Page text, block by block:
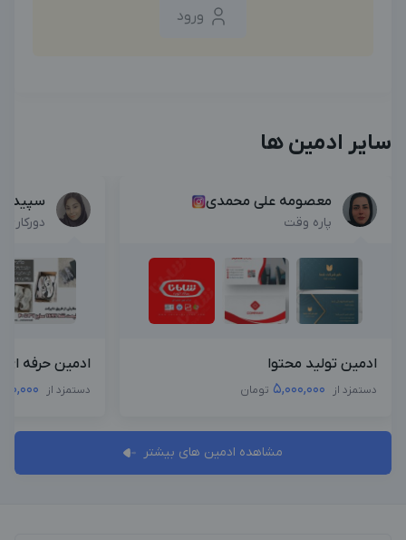
ورود
سایر ادمین ها
معصومه علی محمدی
پاره وقت
ادمین تولید محتوا
دستمزد از 5,000,000 تومان
دورکاری
ادمین حرفه ای
دستمزد از
مشاهده ادمین های بیشتر